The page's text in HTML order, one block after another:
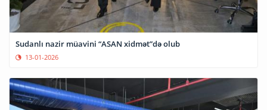
Sudanlı nazir müavini “ASAN xidmət”də olub
13-01-2026